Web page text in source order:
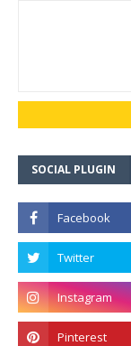
SOCIAL PLUGIN